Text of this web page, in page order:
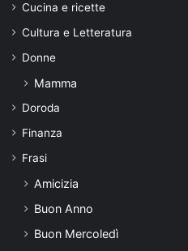
Cucina e ricette
Cultura e Letteratura
Donne
Mamma
Doroda
Finanza
Frasi
Amicizia
Buon Anno
Buon Mercoledì